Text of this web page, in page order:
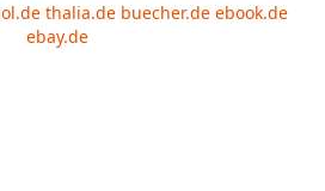
thalia.de buecher.de ebook.de
ebay.de